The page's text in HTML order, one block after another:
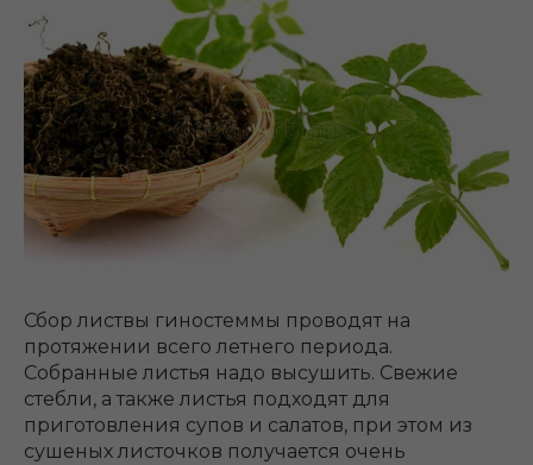
Сбор листвы гиностеммы проводят на
протяжении всего летнего периода.
Собранные листья надо высушить. Свежие
стебли, а также листья подходят для
приготовления супов и салатов, при этом из
сушеных листочков получается очень